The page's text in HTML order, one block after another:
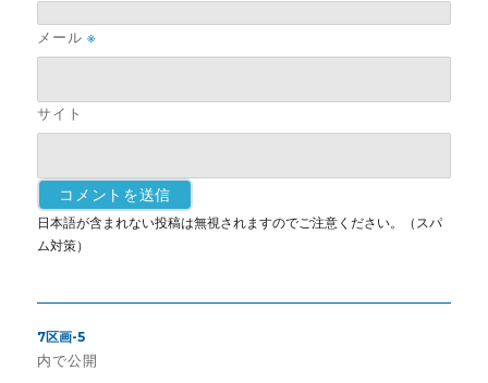
メール※
サイト
日本語が含まれない投稿は無視されますのでご注意ください。（スパ
ム対策）
稿
7区画-5
内で公開